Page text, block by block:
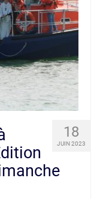
18
JUIN 2023